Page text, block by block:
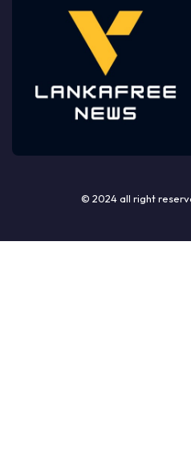
© 2024 all right